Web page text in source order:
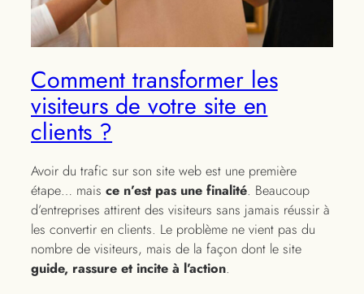
Comment transformer les
visiteurs de votre site en
clients ?
Avoir du trafic sur son site web est une première
étape… mais ce n’est pas une finalité. Beaucoup
d’entreprises attirent des visiteurs sans jamais réussir à
les convertir en clients. Le problème ne vient pas du
nombre de visiteurs, mais de la façon dont le site
guide, rassure et incite à l’action.